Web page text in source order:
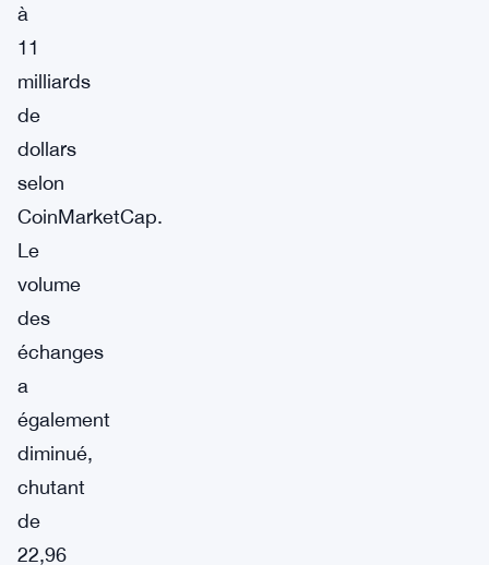
à
11
milliards
de
dollars
selon
CoinMarketCap.
Le
volume
des
échanges
a
également
diminué,
chutant
de
22,96